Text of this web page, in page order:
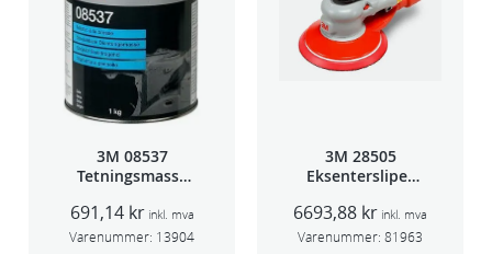
3M 08537
Tetningsmasse
691,14 kr inkl. mva
Varenummer: 13904
3M 28505
Eksentersliper
2,5mm slag
75mm
6693,88 kr inkl. mva
Varenummer: 81963